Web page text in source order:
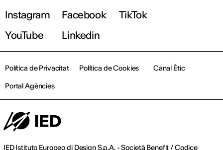
Instagram
Facebook
TikTok
YouTube
Linkedin
IED Istituto Europeo di Design S.p.A. - Società Benefit / Codice
Política de Privacitat Política de Cookies
Canal Ètic
Portal Agències